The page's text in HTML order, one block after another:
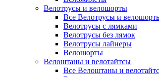
Велотрусы и велошорты
Все Велотрусы и
Велотрусы с лямками
Велотрусы без лямок
Велотрусы лайнеры
Велошорты
Велоштаны и велотайтсы
Все Велоштаны и